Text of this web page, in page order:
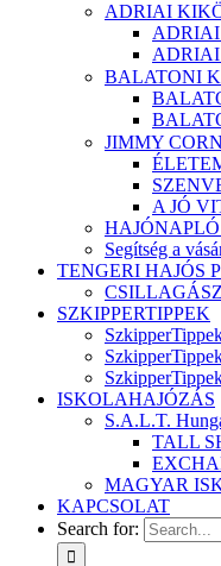
ADRIAI
ADRIAI
BALATONI
JIMMY
A JÓ
Segítség a
TENGERI HAJÓS
SZKIPPERTIPPEK
ISKOLAHAJÓZÁS
S.A.L.T.
TALL
MAGYAR
KAPCSOLAT
Search for: